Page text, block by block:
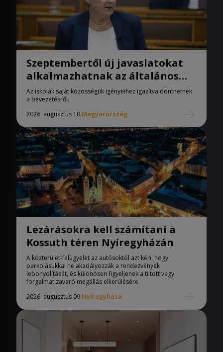
Szeptembertől új javaslatokat
alkalmazhatnak az általános
iskolák
Az iskolák saját közösségük igényeihez igazítva dönthetnek
a bevezetésről.
2026. augusztus 10.Magyarország
Lezárásokra kell számítani a
Kossuth téren Nyíregyházán
A közterület-felügyelet az autósoktól azt kéri, hogy
parkolásukkal ne akadályozzák a rendezvények
lebonyolítását, és különösen figyeljenek a tiltott vagy
forgalmat zavaró megállás elkerülésére.
2026. augusztus 09.Nyíregyháza